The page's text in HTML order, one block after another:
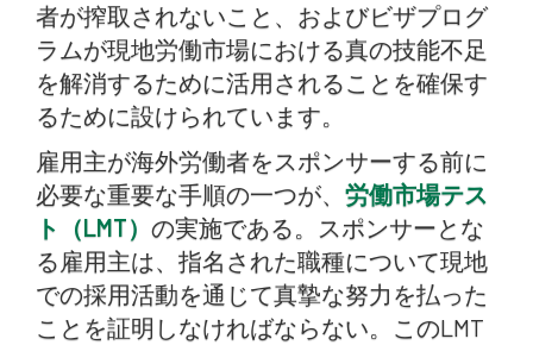
者が搾取されないこと、およびビザプログ
ラムが現地労働市場における真の技能不足
を解消するために活用されることを確保す
るために設けられています。
雇用主が海外労働者をスポンサーする前に
必要な重要な手順の一つが、 労働市場テス
ト（LMT） の実施である。スポンサーとな
る雇用主は、指名された職種について現地
での採用活動を通じて真摯な努力を払った
ことを証明しなければならない。このLMT